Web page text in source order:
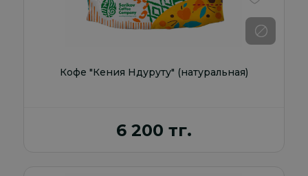
Кофе "Кения Ндуруту" (натуральная)
6 200 тг.